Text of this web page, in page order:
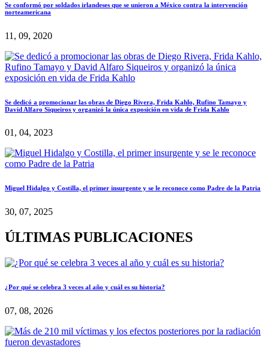
Se conformó por soldados irlandeses que se unieron a México contra la intervención
norteamericana
11, 09, 2020
Se dedicó a promocionar las obras de Diego Rivera, Frida Kahlo, Rufino Tamayo y
David Alfaro Siqueiros y organizó la única exposición en vida de Frida Kahlo
01, 04, 2023
Miguel Hidalgo y Costilla, el primer insurgente y se le reconoce como Padre de la Patria
30, 07, 2025
ÚLTIMAS PUBLICACIONES
¿Por qué se celebra 3 veces al año y cuál es su historia?
07, 08, 2026